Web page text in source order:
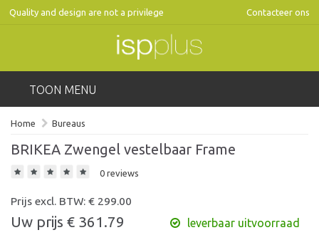
Quality and design are not a privilege Contacteer ons
TOON MENU
Home Bureaus
BRIKEA Zwengel vestelbaar Frame
0 reviews
Prijs excl. BTW: € 299.00
Uw prijs € 361.79 leverbaar uitvoorraad